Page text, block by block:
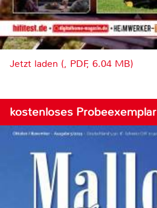
Jetzt laden (, PDF, 6.04 MB)
kostenloses Probeexemplar